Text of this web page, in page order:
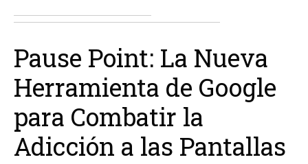
Pause Point: La Nueva
Herramienta de Google
para Combatir la
Adicción a las Pantallas